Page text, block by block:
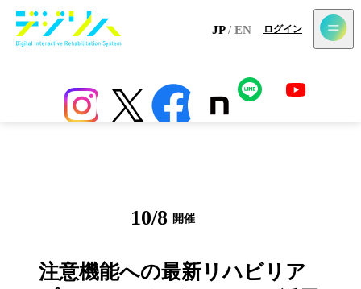
JP / EN ログイン
最新情報 コラム アプリ センサー
メールマガジン登録
10/8 開催
注意機能への最新リハビリア